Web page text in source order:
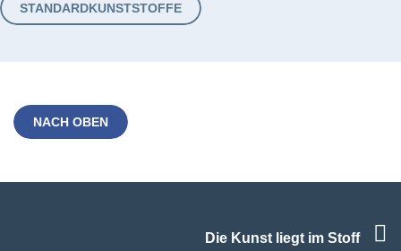
STANDARDKUNSTSTOFFE
NACH OBEN
Die Kunst liegt im Stoff